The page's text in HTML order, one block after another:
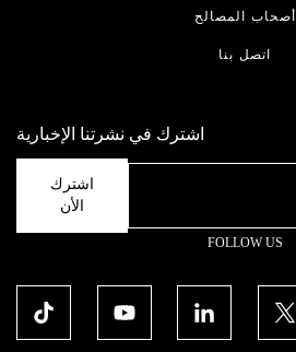
أصحاب المصالح
اتصل بنا
اشترك في نشرتنا الإخبارية
FOLLOW US